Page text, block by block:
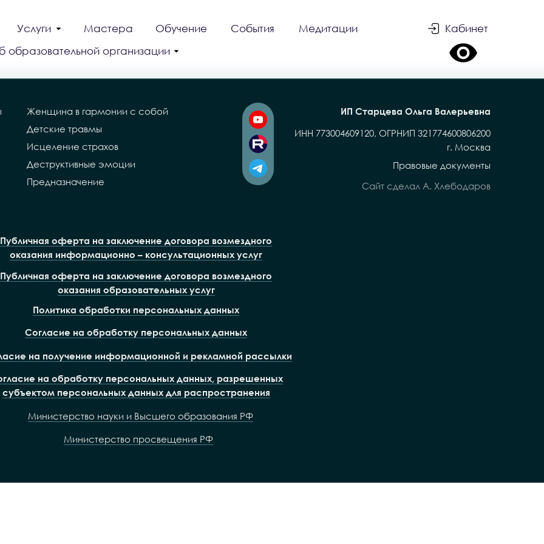
Услуги События Медитации
Обучение Кабинет
Мастера
образовательной организации
Женщина в гармонии с собой
Детские травмы
Исцеление страхов
Деструктивные эмоции
Публичная оферта на заключение договора возмездного
оказания информационно – консультационных услуг
Публичная оферта на заключение договора возмездного
оказания образовательных услуг
Политика обработки персональных данных
Согласие на обработку персональных данных
на получение информационной и рекламной рассылки
на обработку персональных данных, разрешенных
субъектом персональных данных для распространения
Министерство науки и Высшего образования РФ
Министерство просвещения РФ
Сайт сделал А. Хлебодаров
Правовые документы
ИНН 773004609120, ОГРНИП 321774600806200
г. Москва
ИП Старцева Ольга Валерьевна
Предназначение